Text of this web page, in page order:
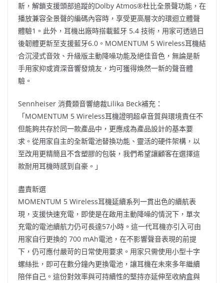
新，解鎖支援頭部追蹤的Dolby Atmos®杜比全景聲功能，在
播放兼容全景聲的編碼內容時，享受更高層次的環迴立體聲
體驗1。此外，耳機出廠時搭載藍牙 5.4 技術，用家可透過日
後韌體更新至支援藍牙6.0。MOMENTUM 5 Wireless耳機結
合沉浸式音效、升級版主動降噪功能及絕佳音色，無論是新
手用家抑或資深音響發燒友，均可獲得煥然一新的聲音體
驗。
Sennheiser 消費類音響總裁Lilika Beck補充：
「MOMENTUM 5 Wireless耳機證明超卓音質與環境責任不
但能夠共存於同一款產品中，更應成為產品設計的基本要
求。從用家自主的全新電池替換功能、靈活的硬件架構，以
至改用更精簡且不含塑膠的包裝，我們希望讓顧客在選擇這
款耐用耳機時感到自豪。」
盡責新選
MOMENTUM 5 Wireless耳機延續系列一貫出色的續航表
現，支援快速充電，即使是在啟用主動降噪的情況下，單次
充電的電池續航力仍可長達57小時。這一代耳機亦引入可由
用家自行更換的 700 mAh電池，在不影響聲音表現的前提
下，仍可應付嚴苛的日常使用要求。用家只需使用小型十字
螺絲批，即可在數分鐘內更換電池，讓耳機在未來多年繼續
陪伴自己。這份對效率與可持續性的堅持亦延伸至收納盒與